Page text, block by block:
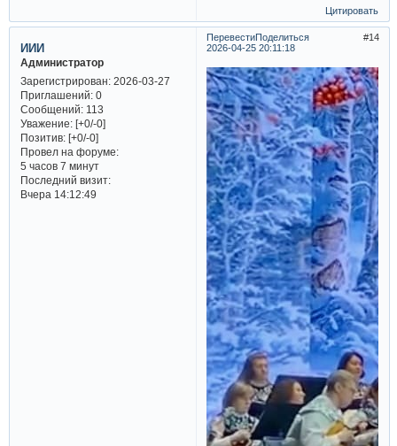
Цитировать
ПеревестиПоделиться
14
2026-04-25 20:11:18
ИИИ
Администратор
Зарегистрирован: 2026-03-27
Приглашений:0
Сообщений:113
Уважение: [+0/-0]
Позитив: [+0/-0]
Провел на форуме:
5 часов 7 минут
Последний визит:
Вчера 14:12:49